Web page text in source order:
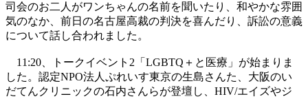
司会のお二人がワンちゃんの名前を聞いたり、和やかな雰囲
気のなか、前日の名古屋高裁の判決を喜んだり、訴訟の意義
について話し合われました。
11:20、トークイベント2「LGBTQ＋と医療」が始まりま
した。認定NPO法人ぷれいす東京の生島さんた、大阪のい
だてんクリニックの石内さんらが登壇し、HIV/エイズやジ